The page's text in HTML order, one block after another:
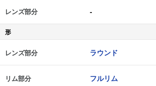
レンズ部分 -
形
レンズ部分 ラウンド
リム部分 フルリム